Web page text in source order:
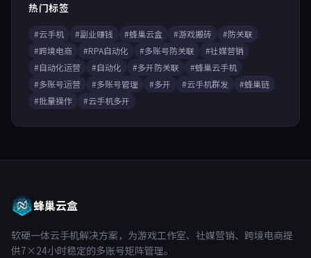
热门标签
#云手机 #副业赚钱 #蜂巢云盒 #游戏搬砖
#防关联
#跨境电商
#RPA自动化 #多账号防关联
#社媒营销
#自动化运营
#自动化 #多开防关联
#蜂巢云手机
#多账号运营
#多账号管理 #多开 #云手机群发
#蜂巢链
#批量操作
#云手机多开
蜂巢云盒
软硬一体云手机解决方案，为游戏工作室、社媒营销、跨境电商提
供7×24小时稳定的多账号矩阵管理。